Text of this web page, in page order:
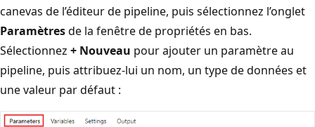
canevas de l’éditeur de pipeline, puis sélectionnez l’onglet
Paramètresde la fenêtre de propriétés en bas.
Sélectionnez + Nouveau pour ajouter un paramètre au
pipeline, puis attribuez-lui un nom, un type de données et
une valeur par défaut :